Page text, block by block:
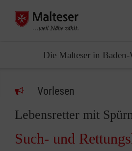
Die Malteser in
Vorlesen
Lebensretter mit
Such- und